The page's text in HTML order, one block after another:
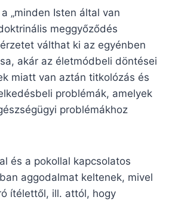
„minden Isten által van
meggyőződés
válthat ki az egyénben
akár az életmódbeli döntései
miatt van aztán titkolózás és
problémák, amelyek
problémákhoz
és a pokollal kapcsolatos
aggodalmat keltenek, mivel
ítélettől, ill. attól, hogy